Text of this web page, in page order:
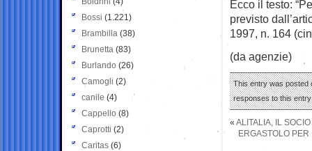
Ecco il testo:
previsto
1997, n. 164
(da agenzie)
This entry was posted
responses to this
« ALITALIA, IL
ERGASTOLO
Bossi (1.221)
Brambilla (38)
Brunetta (83)
Burlando (26)
Camogli (2)
canile (4)
Cappello (8)
Caprotti (2)
Caritas (6)